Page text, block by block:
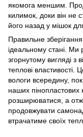
якомога меншим.
килимок, доки він не
його назад у мішок
Правильне
ідеальному стані. Ми
згорнутому вигляді з
теплові
вологи всередину,
наших пінопластових
розширюватися, а
продовжувати
втрачатиме своїх